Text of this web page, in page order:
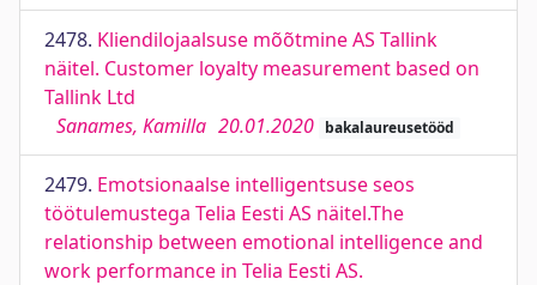
2478. Kliendilojaalsuse mõõtmine AS Tallink
näitel. Customer loyalty measurement based on
Tallink Ltd
Sanames, Kamilla 20.01.2020 bakalaureusetööd
2479. Emotsionaalse intelligentsuse seos
töötulemustega Telia Eesti AS näitel.The
relationship between emotional intelligence and
work performance in Telia Eesti AS.